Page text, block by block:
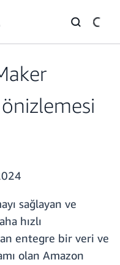
sağlayan ve
hızlı
entegre bir veri ve
olan Amazon